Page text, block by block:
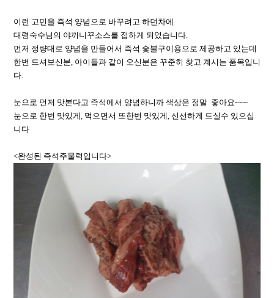
이런 고민을 즉석 양념으로 바꾸려고 하던차에
대령숙수님의 야끼니꾸소스를 접하게 되었습니다.
먼저 정량대로 양념을 만들어서 즉석 숯불구이용으로 제공하고 있는데
한번 드셔보신분, 아이들과 같이 오신분은 꾸준히 찾고 계시는 품목입니
다.
눈으로 먼저 맛본다고 즉석에서 양념하니까 색상은 정말 좋아요~~~
눈으로 한번 맛있게, 먹으면서 또한번 맛있게, 신선하게 드실수 있으십
니다
<완성된 즉석주물럭입니다>